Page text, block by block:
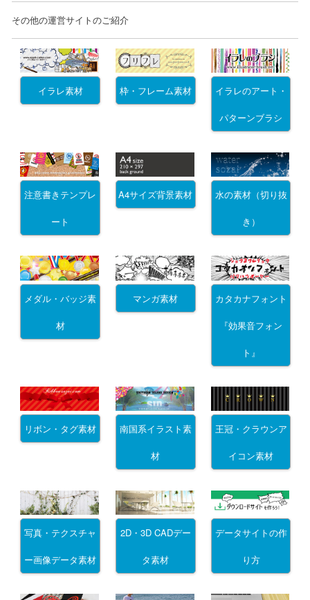
その他の運営サイトのご紹介
イラレ素材 枠・フレーム素材 イラレのアート・
パターンブラシ
注意書きテンプレ
ート
A4サイズ背景素材 水の素材（切り抜
き）
メダル・バッジ素
材
マンガ素材 カタカナフォント
『効果音フォン
ト』
リボン・タグ素材 南国系イラスト素
材
王冠・クラウンア
イコン素材
写真・テクスチャ
ー画像データ素材
2D・3D CADデー
タ素材
データサイトの作
り方